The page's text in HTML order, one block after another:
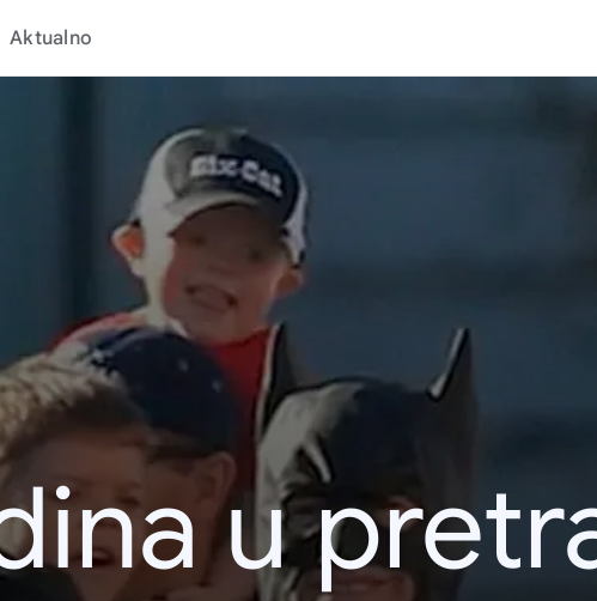
Aktualno
u